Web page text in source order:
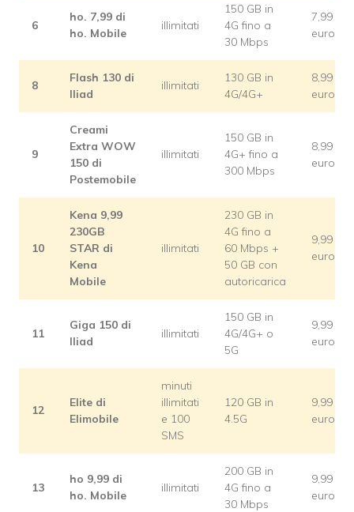
6
ho. 7,99 di
ho. Mobile
illimitati
150 GB in
4G fino a
30 Mbps
7,99
euro
8
Flash 130 di
Iliad
illimitati
130 GB in
4G/4G+
8,99
euro
9
Creami
Extra WOW
150 di
Postemobile
illimitati
150 GB in
4G+ fino a
300 Mbps
8,99
euro
10
Kena 9,99
230GB
STAR di
Kena
Mobile
illimitati
230 GB in
4G fino a
60 Mbps +
50 GB con
autoricarica
9,99
euro
11
Giga 150 di
Iliad
illimitati
150 GB in
4G/4G+ o
5G
9,99
euro
12
Elite di
Elimobile
minuti
illimitati
e 100
SMS
120 GB in
4.5G
9,99
euro
13
ho 9,99 di
ho. Mobile
illimitati
200 GB in
4G fino a
30 Mbps
9,99
euro